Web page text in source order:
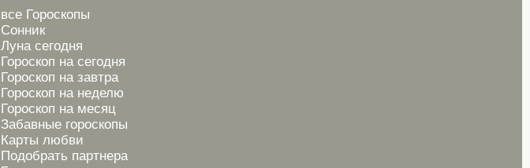
все Гороскопы
Сонник
Луна сегодня
Гороскоп на сегодня
Гороскоп на завтра
Гороскоп на неделю
Гороскоп на месяц
Забавные гороскопы
Карты любви
Подобрать партнера